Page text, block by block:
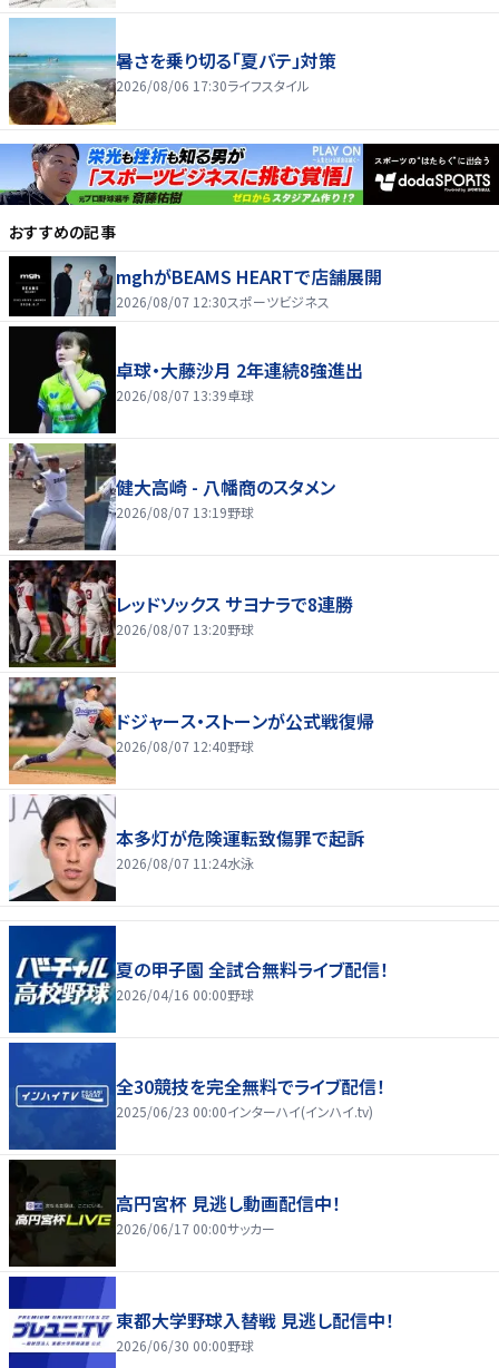
暑さを乗り切る「夏バテ」対策
2026/08/06 17:30ライフスタイル
おすすめの記事
mghがBEAMS HEARTで店舗展開
2026/08/07 12:30スポーツビジネス
卓球・大藤沙月 2年連続8強進出
2026/08/07 13:39卓球
健大高崎 - 八幡商のスタメン
2026/08/07 13:19野球
レッドソックス サヨナラで8連勝
2026/08/07 13:20野球
ドジャース・ストーンが公式戦復帰
2026/08/07 12:40野球
本多灯が危険運転致傷罪で起訴
2026/08/07 11:24水泳
夏の甲子園 全試合無料ライブ配信！
2026/04/16 00:00野球
全30競技を完全無料でライブ配信！
2025/06/23 00:00インターハイ(インハイ.tv)
高円宮杯 見逃し動画配信中！
2026/06/17 00:00サッカー
東都大学野球入替戦 見逃し配信中！
2026/06/30 00:00野球